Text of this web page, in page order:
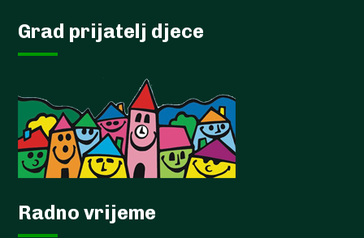
Grad prijatelj djece
Radno vrijeme